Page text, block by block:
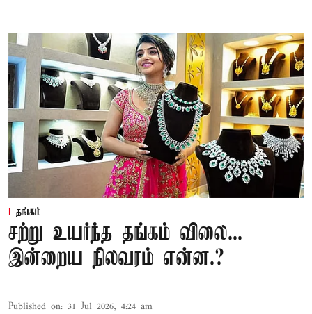
தங்கம்
சற்று உயர்ந்த தங்கம் விலை...
இன்றைய நிலவரம் என்ன.?
Published on: 31 Jul 2026, 4:24 am